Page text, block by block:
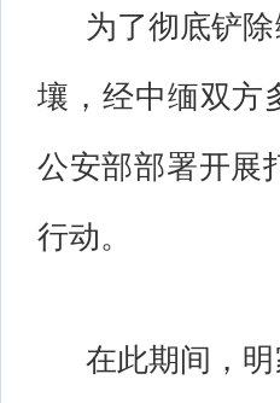
为了彻底铲
壤，经中缅双方
公安部部署开展
行动。
在此期间，